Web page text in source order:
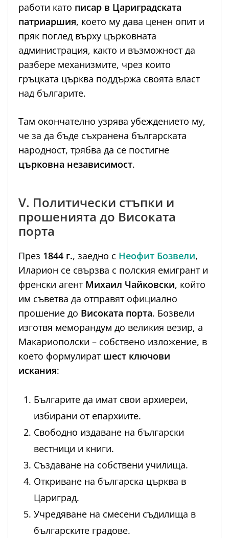
работи като писар в Цариградската
патриаршия, което му дава ценен опит и
пряк поглед върху църковната
администрация, както и възможност да
разбере механизмите, чрез които
гръцката църква поддържа своята власт
над българите.
Там окончателно узрява убеждението му,
че за да бъде съхранена българската
народност, трябва да се постигне
църковна независимост.
V. Политически стъпки и
прошенията до Високата
порта
През 1844 г., заедно с Неофит Бозвели,
Иларион се свързва с полския емигрант и
френски агент Михаил Чайковски, който
им съветва да отправят официално
прошение до Високата порта. Бозвели
изготвя меморандум до великия везир, а
Макариополски – собствено изложение, в
което формулират шест ключови
искания:
Българите да имат свои архиереи,
избирани от епархиите.
Свободно издаване на български
вестници и книги.
Създаване на собствени училища.
Откриване на българска църква в
Цариград.
Учредяване на смесени съдилища в
българските градове.